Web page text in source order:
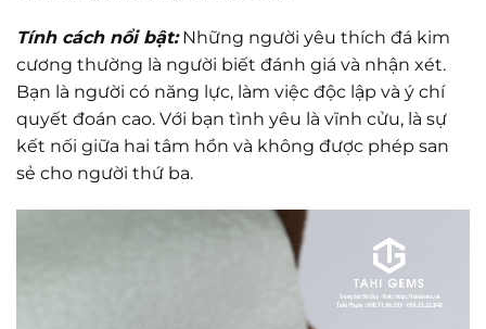
Tính cách nổi bật:Những người yêu thích đá kim
cương thường là người biết đánh giá và nhận xét.
Bạn là người có năng lực, làm việc độc lập và ý chí
quyết đoán cao. Với bạn tình yêu là vĩnh cửu, là sự
kết nối giữa hai tâm hồn và không được phép san
sẻ cho người thứ ba.